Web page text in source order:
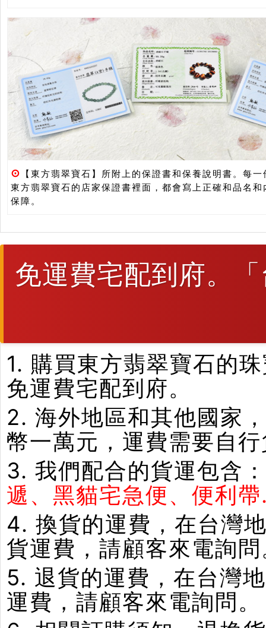
⊙
【東方翡翠寶石】所附上的保證書和保養說明書。每
東方翡翠寶石的店家保證書裡面，都會寫上正確和品名
保障。
免運費宅配到府。
1. 購買東方翡翠寶石的
免運費宅配到府。
2. 海外地區和其他國家
幣一萬元，運費需要自
3. 我們配合的貨運包含：
遞、黑貓宅急便、便利
4. 換貨的運費，在台灣
貨運費，請顧客來電詢
5. 退貨的運費，在台灣
運費，請顧客來電詢問。